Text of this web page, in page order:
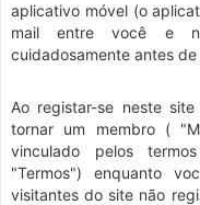
aplicativo móvel (o
mail entre você e
cuidadosamente antes
Ao registar-se neste
tornar um membro (
vinculado pelos
"Termos") enquanto
visitantes do site não